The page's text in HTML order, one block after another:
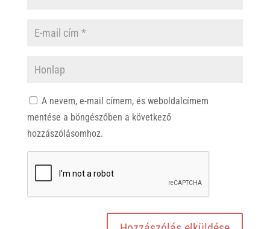
A nevem, e-mail címem, és weboldalcímem
mentése a böngészőben a következő
hozzászólásomhoz.